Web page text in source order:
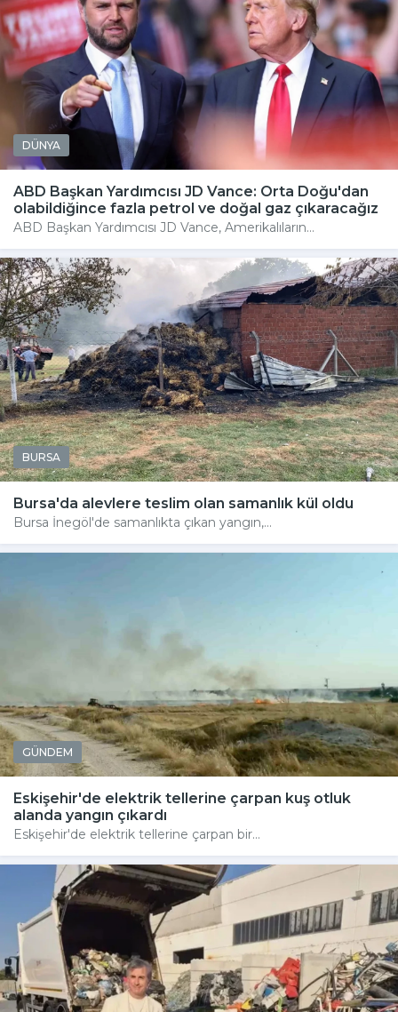
DÜNYA
ABD Başkan Yardımcısı JD Vance: Orta Doğu'dan
olabildiğince fazla petrol ve doğal gaz çıkaracağız
ABD Başkan Yardımcısı JD Vance, Amerikalıların...
BURSA
Bursa'da alevlere teslim olan samanlık kül oldu
Bursa İnegöl'de samanlıkta çıkan yangın,...
GÜNDEM
Eskişehir'de elektrik tellerine çarpan kuş otluk
alanda yangın çıkardı
Eskişehir'de elektrik tellerine çarpan bir...